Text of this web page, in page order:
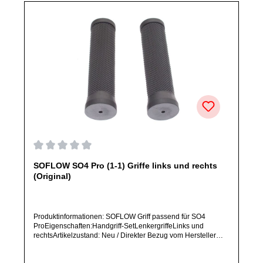
SOFLOW SO4 Pro (1-1) Griffe links und rechts
(Original)
Produktinformationen: SOFLOW Griff passend für SO4
ProEigenschaften:Handgriff-SetLenkergriffeLinks und
rechtsArtikelzustand: Neu / Direkter Bezug vom Hersteller